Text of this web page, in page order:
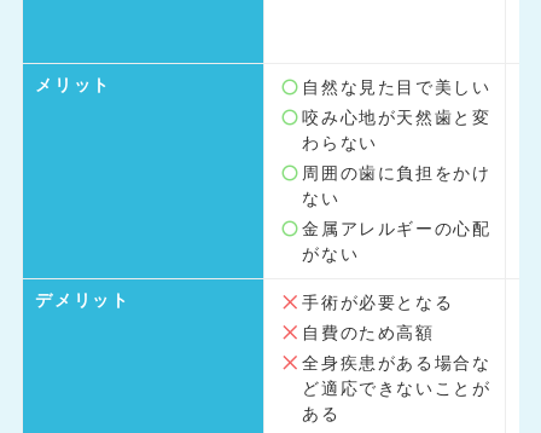
メリット
自然な見た目で美しい
咬み心地が天然歯と変
わらない
周囲の歯に負担をかけ
ない
金属アレルギーの心配
がない
デメリット
手術が必要となる
自費のため高額
全身疾患がある場合な
ど適応できないことが
ある